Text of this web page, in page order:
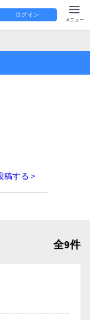
ログイン
稿する >
全9件